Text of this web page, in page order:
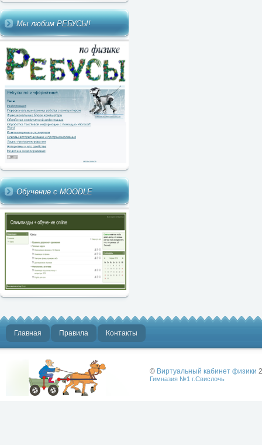
Мы любим РЕБУСЫ!
Обучение с MOODLE
Главная Правила Контакты
© Виртуальный кабинет физики
Гимназия №1 г.Свислочь